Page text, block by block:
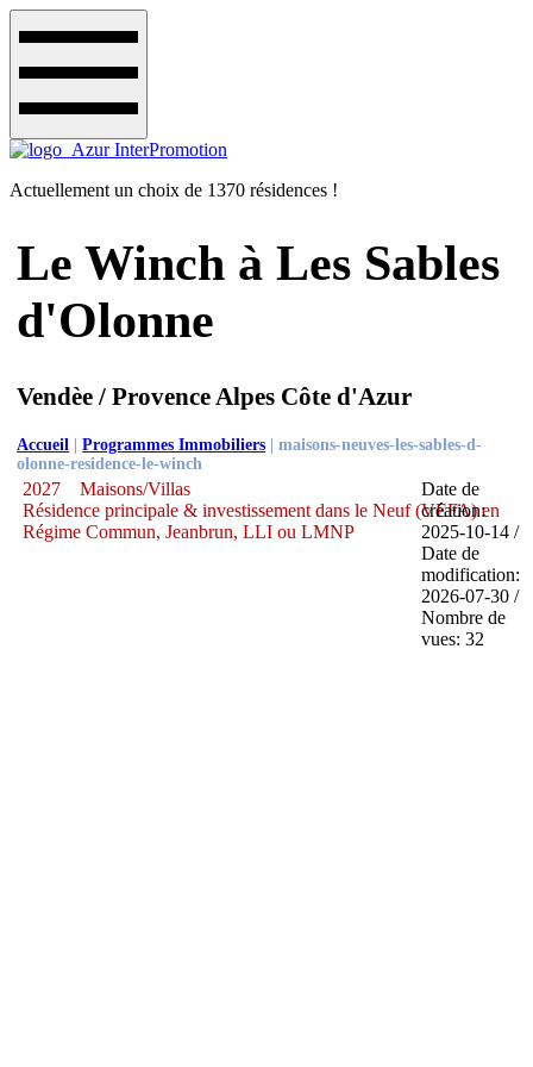
Actuellement un choix de 1370 résidences !
Le Winch à Les Sables
d'Olonne
Vendèe / Provence Alpes Côte d'Azur
Accueil |Programmes Immobiliers |maisons-neuves-les-sables-d-
olonne-residence-le-winch
2027
Maisons/Villas
Résidence principale & investissement dans le Neuf (VEFA) en
Régime Commun, Jeanbrun, LLI ou LMNP
Date de
création:
2025-10-14 /
Date de
modification:
2026-07-30 /
Nombre de
vues: 32